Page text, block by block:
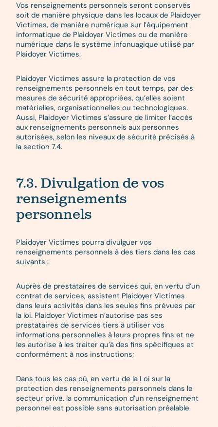
Vos renseignements personnels seront conservés
soit de manière physique dans les locaux de Plaidoyer
Victimes, de manière numérique sur l’équipement
informatique de Plaidoyer Victimes ou de manière
numérique dans le système infonuagique utilisé par
Plaidoyer Victimes.
Plaidoyer Victimes assure la protection de vos
renseignements personnels en tout temps, par des
mesures de sécurité appropriées, qu’elles soient
matérielles, organisationnelles ou technologiques.
Aussi, Plaidoyer Victimes s’assure de limiter l’accès
aux renseignements personnels aux personnes
autorisées, selon les niveaux de sécurité précisés à
la section 7.4.
7.3. Divulgation de vos
renseignements
personnels
Plaidoyer Victimes pourra divulguer vos
renseignements personnels à des tiers dans les cas
suivants :
Auprès de prestataires de services qui, en vertu d’un
contrat de services, assistent Plaidoyer Victimes
dans leurs activités dans les seules fins prévues par
la loi. Plaidoyer Victimes n’autorise pas ses
prestataires de services tiers à utiliser vos
informations personnelles à leurs propres fins et ne
les autorise à les traiter qu’à des fins spécifiques et
conformément à nos instructions;
Dans tous les cas où, en vertu de la Loi sur la
protection des renseignements personnels dans le
secteur privé, la communication d’un renseignement
personnel est possible sans autorisation préalable.